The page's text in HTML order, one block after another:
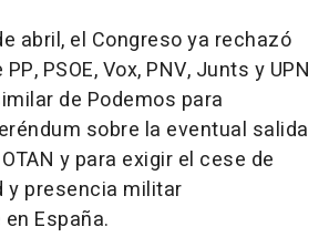
abril, el Congreso ya rechazó
PSOE, Vox, PNV, Junts y UPN
de Podemos para
sobre la eventual salida
y para exigir el cese de
y presencia militar
España.